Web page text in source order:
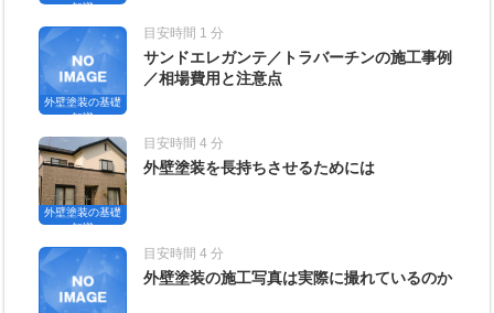
知識
外壁塗装の基礎
知識
目安時間 1 分
サンドエレガンテ／トラバーチンの施工事例
／相場費用と注意点
外壁塗装の基礎
知識
目安時間 4 分
外壁塗装を長持ちさせるためには
目安時間 4 分
外壁塗装の施工写真は実際に撮れているのか